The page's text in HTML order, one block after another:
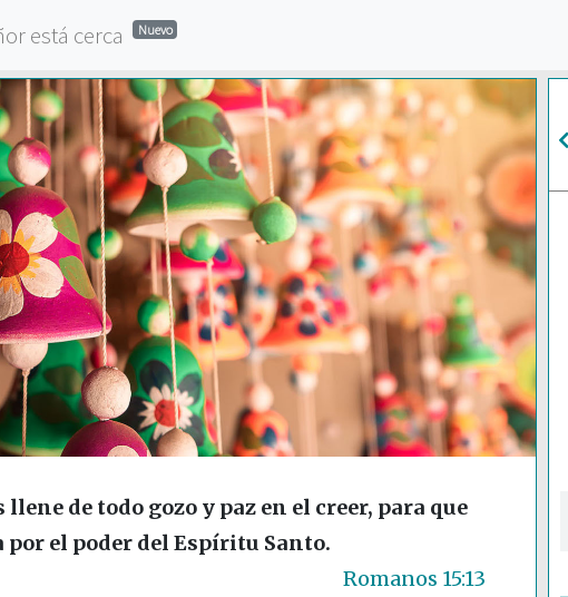
está cerca Nuevo
llene de todo gozo y paz en el creer, para que
por el poder del Espíritu Santo.
Romanos 15:13